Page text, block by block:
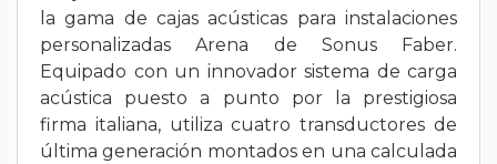
la gama de cajas acústicas para instalaciones
personalizadas Arena de Sonus Faber.
Equipado con un innovador sistema de carga
acústica puesto a punto por la prestigiosa
firma italiana, utiliza cuatro transductores de
última generación montados en una calculada